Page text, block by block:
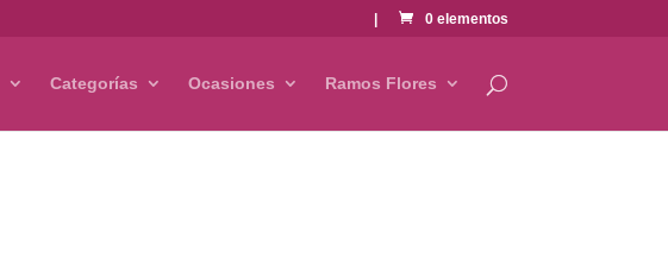
0 elementos
Categorías Ocasiones Ramos Flores